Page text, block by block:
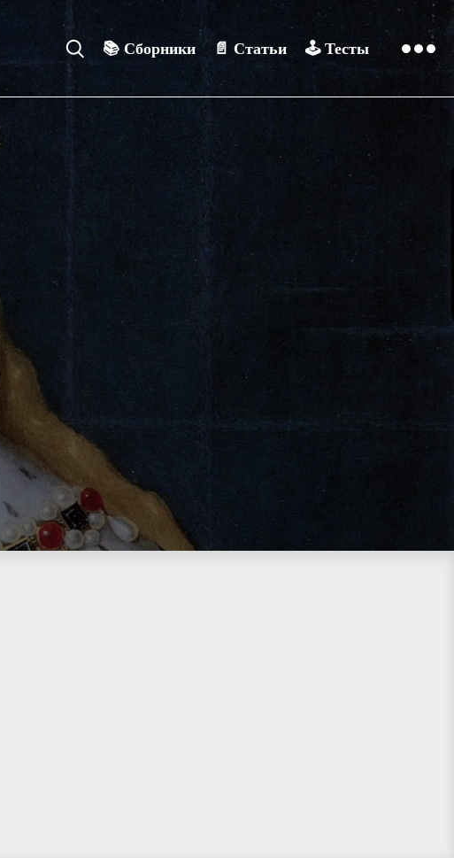
📚Сборники 📄 Статьи 🕹️ Тесты